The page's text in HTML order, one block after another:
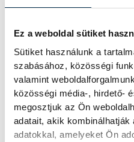
Ez a weboldal sütiket
Sütiket használunk a
szabásához, közösségi
valamint
közösségi média-, hirdető-
megosztjuk az Ön
adatait, akik
adatokkal, amelyeket Ön
vehir.hu
KORÁBBI